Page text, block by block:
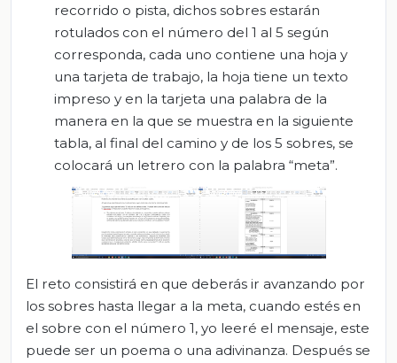
recorrido o pista, dichos sobres estarán
rotulados con el número del 1 al 5 según
corresponda, cada uno contiene una hoja y
una tarjeta de trabajo, la hoja tiene un texto
impreso y en la tarjeta una palabra de la
manera en la que se muestra en la siguiente
tabla, al final del camino y de los 5 sobres, se
colocará un letrero con la palabra “meta”.
El reto consistirá en que deberás ir avanzando por
los sobres hasta llegar a la meta, cuando estés en
el sobre con el número 1, yo leeré el mensaje, este
puede ser un poema o una adivinanza. Después se